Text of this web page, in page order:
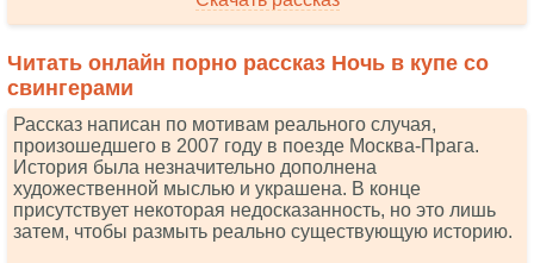
Читать онлайн порно рассказ Ночь в купе со
свингерами
Рассказ написан по мотивам реального случая,
произошедшего в 2007 году в поезде Москва-Прага.
История была незначительно дополнена
художественной мыслью и украшена. В конце
присутствует некоторая недосказанность, но это лишь
затем, чтобы размыть реально существующую историю.